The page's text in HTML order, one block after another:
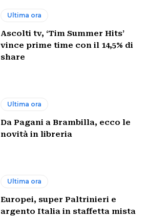
Ultima ora
Ascolti tv, ‘Tim Summer Hits’
vince prime time con il 14,5% di
share
Ultima ora
Da Pagani a Brambilla, ecco le
novità in libreria
Ultima ora
Europei, super Paltrinieri e
argento Italia in staffetta mista